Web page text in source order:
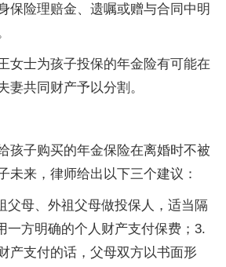
保险理赔金、遗嘱或赠与合同中明
女士为孩子投保的年金险有可能在
妻共同财产予以分割。
孩子购买的年金保险在离婚时不被
未来，律师给出以下三个建议：
父母、外祖父母做投保人，适当隔
一方明确的个人财产支付保费；3.
产支付的话，父母双方以书面形